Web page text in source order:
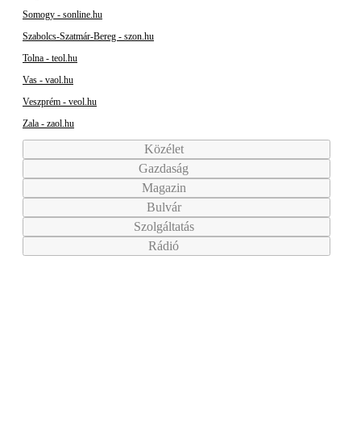
Somogy - sonline.hu
Szabolcs-Szatmár-Bereg - szon.hu
Tolna - teol.hu
Vas - vaol.hu
Veszprém - veol.hu
Zala - zaol.hu
Közélet
Gazdaság
Magazin
Bulvár
Szolgáltatás
Rádió